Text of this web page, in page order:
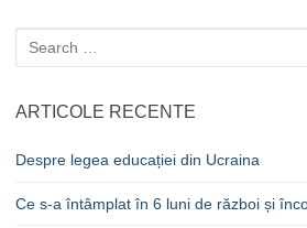
Caută
după:
ARTICOLE RECENTE
Despre legea educației din Ucraina
Ce s-a întâmplat în 6 luni de război și